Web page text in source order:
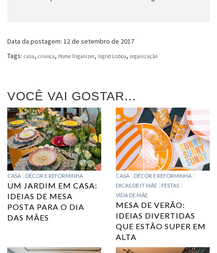
Data da postagem: 12 de setembro de 2017
Tags: casa, criança, Home Organizer, Ingrid Lisboa, organização
VOCÊ VAI GOSTAR...
CASA DÉCOR E REFORMINHA
UM JARDIM EM CASA:
IDEIAS DE MESA
POSTA PARA O DIA
DAS MÃES
CASA
DÉCOR E REFORMINHA
DICAS DE IT MÃE
FESTAS
VIDA DE MÃE
MESA DE VERÃO:
IDEIAS DIVERTIDAS
QUE ESTÃO SUPER EM
ALTA